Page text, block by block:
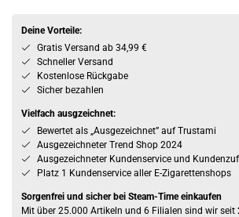
Deine Vorteile:
Gratis Versand ab 34,99 €
Schneller Versand
Kostenlose Rückgabe
Sicher bezahlen
Vielfach ausgzeichnet:
Bewertet als „Ausgezeichnet” auf Trustami
Ausgezeichneter Trend Shop 2024
Ausgezeichneter Kundenservice und
Platz 1 Kundenservice aller E-Zigarettenshops
Sorgenfrei und sicher bei Steam-Time einkaufen
Mit über 25.000 Artikeln und 6 Filialen sind wir seit